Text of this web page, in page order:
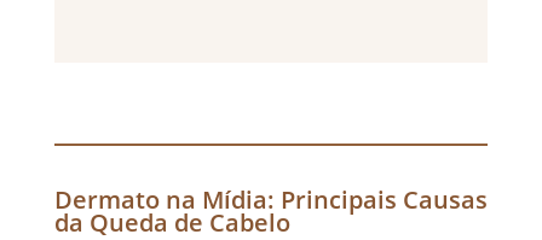
Dermato na Mídia: Principais Causas
da Queda de Cabelo